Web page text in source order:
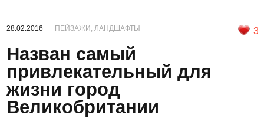
28.02.2016 ПЕЙЗАЖИ, ЛАНДШАФТЫ 3
Назван самый
привлекательный для
жизни город
Великобритании